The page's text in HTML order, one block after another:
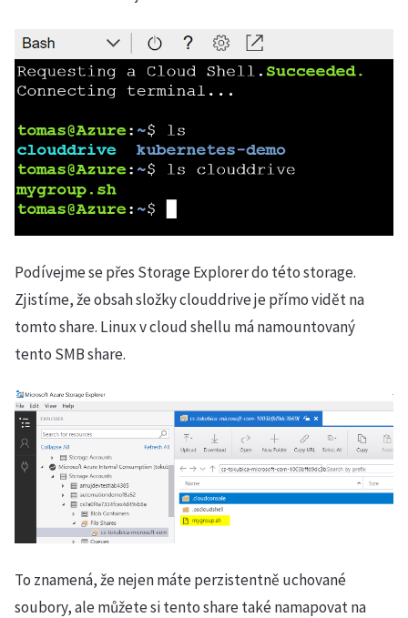
Podívejme se přes Storage Explorer do této storage.
Zjistíme, že obsah složky clouddrive je přímo vidět na
tomto share. Linux v cloud shellu má namountovaný
tento SMB share.
To znamená, že nejen máte perzistentně uchované
soubory, ale můžete si tento share také namapovat na